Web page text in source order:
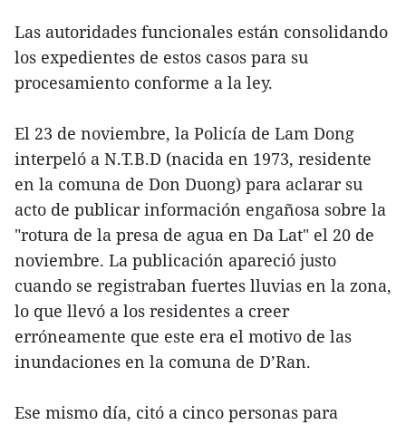
Las autoridades funcionales están consolidando
los expedientes de estos casos para su
procesamiento conforme a la ley.
El 23 de noviembre, la Policía de Lam Dong
interpeló a N.T.B.D (nacida en 1973, residente
en la comuna de Don Duong) para aclarar su
acto de publicar información engañosa sobre la
"rotura de la presa de agua en Da Lat" el 20 de
noviembre. La publicación apareció justo
cuando se registraban fuertes lluvias en la zona,
lo que llevó a los residentes a creer
erróneamente que este era el motivo de las
inundaciones en la comuna de D’Ran.
Ese mismo día, citó a cinco personas para